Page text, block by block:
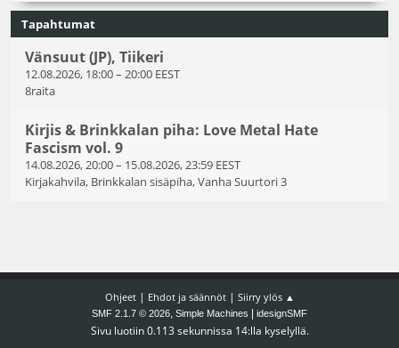
Tapahtumat
Vänsuut (JP), Tiikeri
12.08.2026, 18:00– 20:00 EEST
8raita
Kirjis & Brinkkalan piha: Love Metal Hate
Fascism vol. 9
14.08.2026, 20:00– 15.08.2026, 23:59 EEST
Kirjakahvila, Brinkkalan sisäpiha, Vanha Suurtori 3
Ohjeet| Ehdot ja säännöt| Siirry ylös ▲
SMF 2.1.7 © 2026, Simple Machines idesignSMF
Sivu luotiin 0.113 sekunnissa 14:lla kyselyllä.